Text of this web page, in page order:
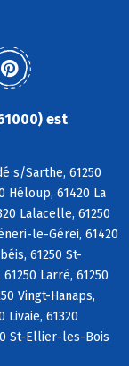
est
s/Sarthe, 61250
Héloup, 61420 La
Lalacelle, 61250
le-Gérei, 61420
61250 St-
Larré, 61250
Vingt-Hanaps,
Livaie, 61320
St-Ellier-les-Bois